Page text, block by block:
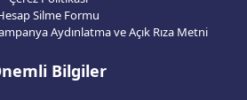
Silme Formu
Aydınlatma ve Açık Rıza Metni
Bilgiler